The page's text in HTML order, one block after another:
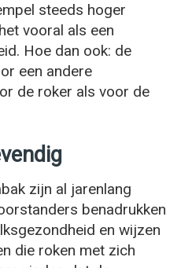
steeds hoger
vooral als een
Hoe dan ook: de
een andere
de roker als voor de
zijn al jarenlang
benadrukken
en wijzen
die roken met zich